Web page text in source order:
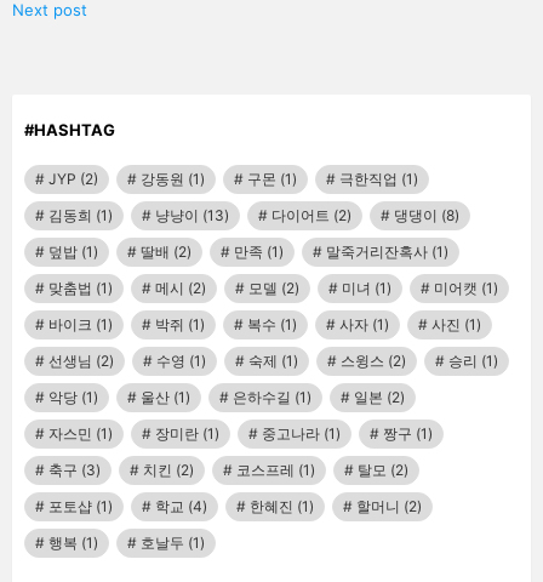
Next post
#HASHTAG
JYP (2) 강동원 (1) 구몬 (1) 극한직업 (1)
김동희 (1) 냥냥이 (13) 다이어트 (2) 댕댕이 (8)
덮밥 (1) 딸배 (2) 만족 (1) 말죽거리잔혹사 (1)
맞춤법 (1) 메시 (2) 모델 (2) 미녀 (1) 미어캣 (1)
바이크 (1) 박쥐 (1) 복수 (1) 사자 (1) 사진 (1)
선생님 (2) 수영 (1) 숙제 (1) 스윙스 (2) 승리 (1)
악당 (1) 울산 (1) 은하수길 (1) 일본 (2)
자스민 (1) 장미란 (1) 중고나라 (1) 짱구 (1)
축구 (3) 치킨 (2) 코스프레 (1) 탈모 (2)
포토샵 (1) 학교 (4) 한혜진 (1) 할머니 (2)
행복 (1) 호날두 (1)